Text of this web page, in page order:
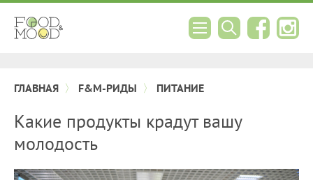
ГЛАВНАЯ F&M-РИДЫ ПИТАНИЕ
Какие продукты крадут вашу
молодость